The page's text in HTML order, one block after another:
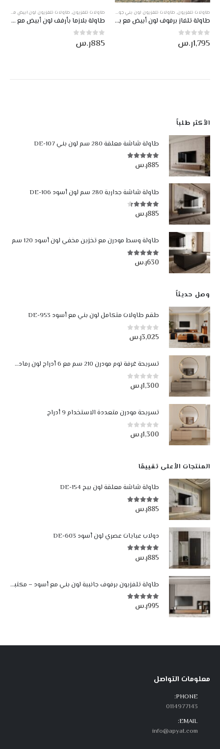
,طاولات تلفزيون معلقة,منتجات صناعة وطني طاولات تلفزيون, طاولات تلفزيون لون بني جوزي مع ابيض ,طاولات تلفزيون معلقة,طاولات لون بني جوزي
طاولة تلفاز برفوف لون أبيض مع بني DE-101
0من أصل 5
1,795ر.س
طاولات تلفزيون, طاولات تلفزيون لون ابيض مع رمادي غامق
طاولة بلازما بأرفف لون أبيض مع رمادي غامق DE-132
0من أصل 5
885ر.س
الأكثر طلباً
طاولة شاشة معلقة 280 سم لون بني DE-107
4.84من أصل 5 885ر.س
طاولة شاشة جدارية 280 سم لون أسود DE-106
4.35من أصل 5 885ر.س
طاولة وسط مودرن مع تخزين مخفي لون أسود 120 سم
5.00 من أصل 5 630ر.س
وصل حديثاً
طقم طاولات متكامل لون بني مع أسود DE-953
0من أصل 5
3,025ر.س
تسريحة غرفة نوم مودرن 210 سم مع 6 أدراج لون رمادي فاتح ورمادي غامق
0من أصل 5
1,300ر.س
تسريحة مودرن متعددة الاستخدام 9 أدراج
0من أصل 5
1,300ر.س
المنتجات الأعلى تقييمًا
طاولة شاشة معلقة لون بيج DE-154
5.00 من أصل 5 885ر.س
دولاب عبايات عصري لون أسود DE-603
5.00 من أصل 5 885ر.س
طاولة تلفزيون برفوف جانبية لون بني مع أسود – مكتبة شاشة مودرن 302 سم
5.00من أصل 5 995ر.س
معلومات التواصل
PHONE:
0114977143
EMAIL:
info@apyat.com